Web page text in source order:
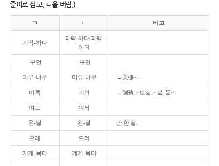
준어로 삼고, ㄴ을 버림.)
ㄱ ㄴ 비고
괴팍-하다
괴퍅-하다/괴팩-
하다
-구먼 -구면
미루-나무 미류-나무 ←美柳~.
미륵 미력 ←彌勒. ~보살, ~불, 돌~.
여느 여늬
온-달 왼-달 만 한 달.
으레 으례
케케-묵다 켸켸-묵다